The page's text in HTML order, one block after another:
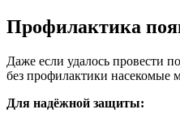
Профилактика
Даже если удалось провести
без профилактики насекомые
Для надёжной защиты: